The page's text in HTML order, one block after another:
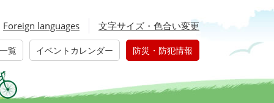
Foreign languages 文字サイズ・色合い変更
覧 イベントカレンダー 防災・防犯情報